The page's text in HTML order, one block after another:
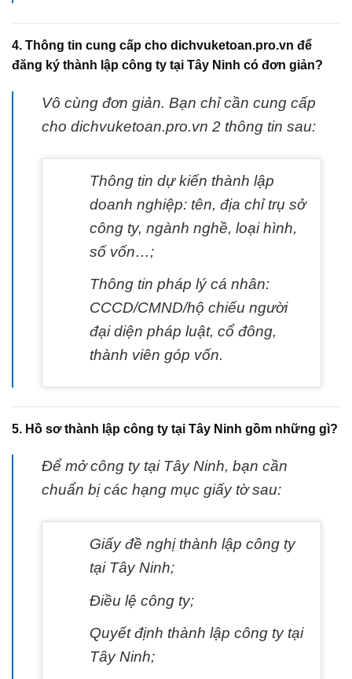
4. Thông tin cung cấp cho dichvuketoan.pro.vn để
đăng ký thành lập công ty tại Tây Ninh có đơn giản?
Vô cùng đơn giản. Bạn chỉ cần cung cấp
cho dichvuketoan.pro.vn 2 thông tin sau:
Thông tin dự kiến thành lập
doanh nghiệp: tên, địa chỉ trụ sở
công ty, ngành nghề, loại hình,
số vốn…;
Thông tin pháp lý cá nhân:
CCCD/CMND/hộ chiếu người
đại diện pháp luật, cổ đông,
thành viên góp vốn.
5. Hồ sơ thành lập công ty tại Tây Ninh gồm những gì?
Để mở công ty tại Tây Ninh, bạn cần
chuẩn bị các hạng mục giấy tờ sau:
Giấy đề nghị thành lập công ty
tại Tây Ninh;
Điều lệ công ty;
Quyết định thành lập công ty tại
Tây Ninh;